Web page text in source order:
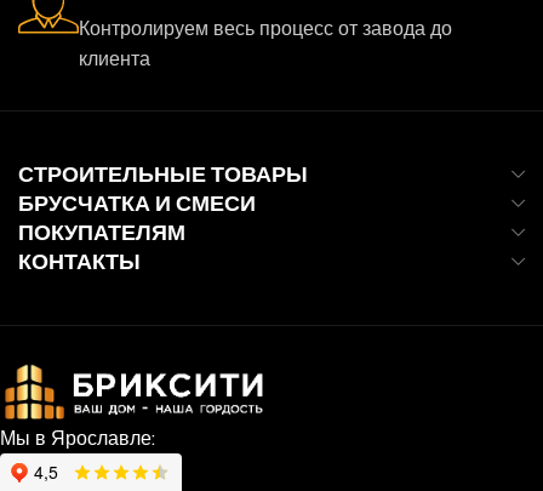
Контролируем весь процесс от завода до
клиента
СТРОИТЕЛЬНЫЕ ТОВАРЫ
БРУСЧАТКА И СМЕСИ
ПОКУПАТЕЛЯМ
КОНТАКТЫ
Мы в Ярославле: